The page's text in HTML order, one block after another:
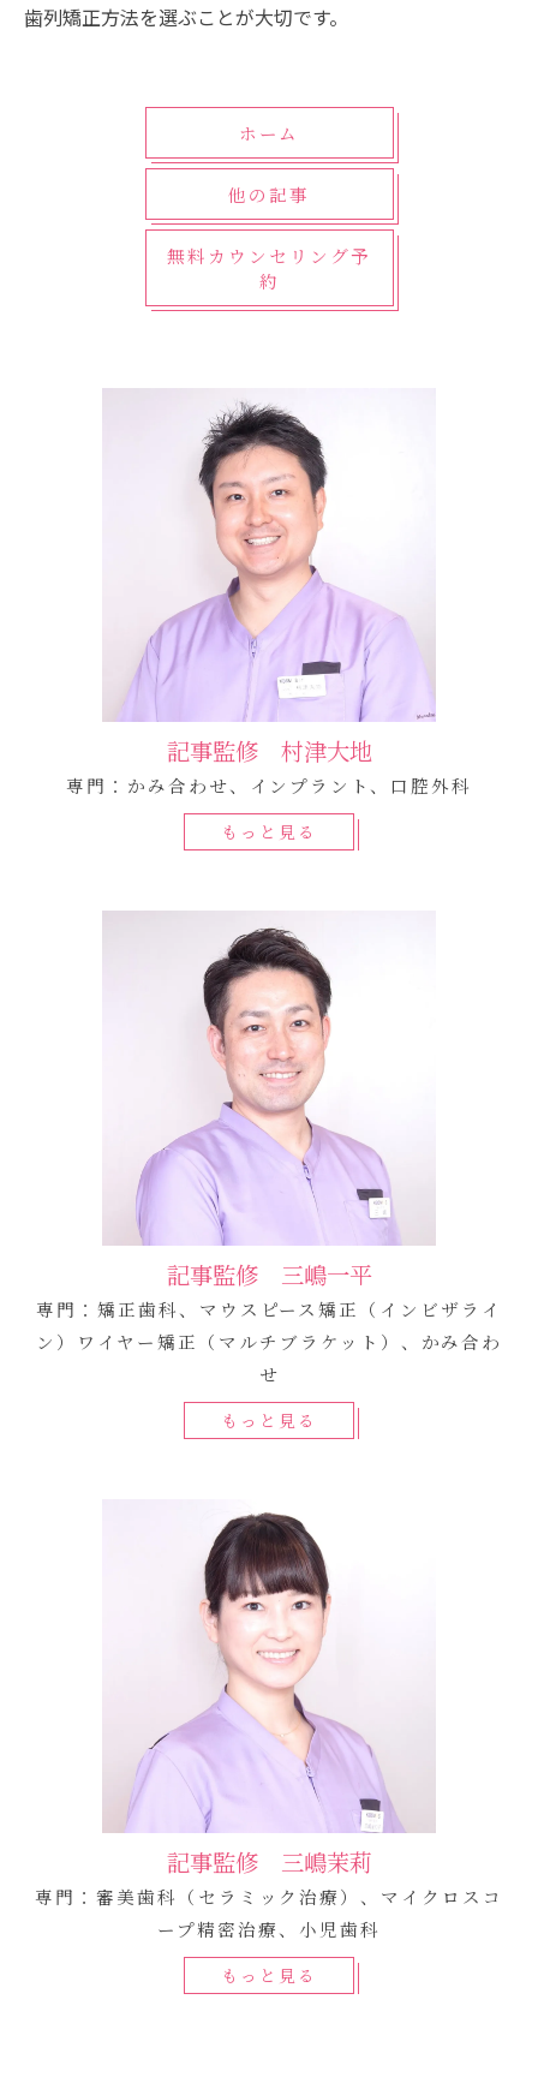
歯列矯正方法を選ぶことが大切です。
ホーム
他の記事
無料カウンセリング予
約
記事監修 村津大地
専門：かみ合わせ、インプラント、口腔外科
もっと見る
記事監修 三嶋一平
専門：矯正歯科、マウスピース矯正（インビザライ
ン）ワイヤー矯正（マルチブラケット）、かみ合わ
せ
もっと見る
記事監修 三嶋茉莉
専門：審美歯科（セラミック治療）、マイクロスコ
ープ精密治療、小児歯科
もっと見る